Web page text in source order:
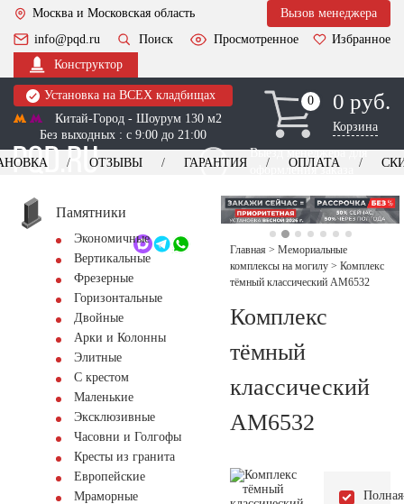
Москва и Московская область
Вызов менеджера
info@pqd.ru
Поиск Просмотренное
Избранное
Конструктор
Установка на ВСЕХ кладбищах
Китай-Город - Шоурум 130 м2
Без выходных : с 9:00 до 21:00
0
0 0 руб.
Корзина
Выезд менеджера для
оформления заказа
+7 (495) 518-44-23
Обратный звонок
ОТЗЫВЫ ГАРАНТИЯ ОПЛАТА
Памятники
Экономичные
Вертикальные
Фрезерные
Горизонтальные
Двойные
Арки и Колонны
Элитные
С крестом
Маленькие
Эксклюзивные
Часовни и Голгофы
Кресты из гранита
Европейские
Мраморные
Главная > Мемориальные
комплексы на могилу > Комплекс
тёмный классический AM6532
Комплекс
тёмный
классический
AM6532
Полная